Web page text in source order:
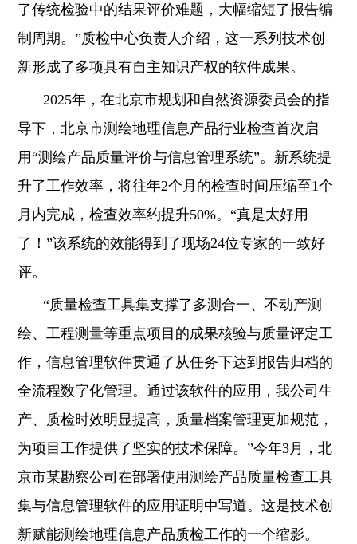
了传统检验中的结果评价难题，大幅缩短了报告编
制周期。”质检中心负责人介绍，这一系列技术创
新形成了多项具有自主知识产权的软件成果。
2025年，在北京市规划和自然资源委员会的指
导下，北京市测绘地理信息产品行业检查首次启
用“测绘产品质量评价与信息管理系统”。新系统提
升了工作效率，将往年2个月的检查时间压缩至1个
月内完成，检查效率约提升50%。“真是太好用
了！”该系统的效能得到了现场24位专家的一致好
评。
“质量检查工具集支撑了多测合一、不动产测
绘、工程测量等重点项目的成果核验与质量评定工
作，信息管理软件贯通了从任务下达到报告归档的
全流程数字化管理。通过该软件的应用，我公司生
产、质检时效明显提高，质量档案管理更加规范，
为项目工作提供了坚实的技术保障。”今年3月，北
京市某勘察公司在部署使用测绘产品质量检查工具
集与信息管理软件的应用证明中写道。这是技术创
新赋能测绘地理信息产品质检工作的一个缩影。